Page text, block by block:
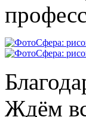
Ждём